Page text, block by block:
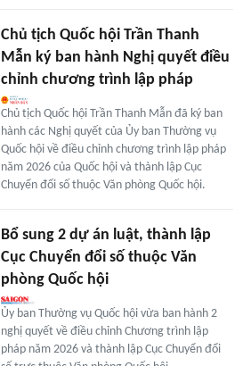
Chủ tịch Quốc hội Trần Thanh
Mẫn ký ban hành Nghị quyết điều
chỉnh chương trình lập pháp
Chủ tịch Quốc hội Trần Thanh Mẫn đã ký ban
hành các Nghị quyết của Ủy ban Thường vụ
Quốc hội về điều chỉnh chương trình lập pháp
năm 2026 của Quốc hội và thành lập Cục
Chuyển đổi số thuộc Văn phòng Quốc hội.
Bổ sung 2 dự án luật, thành lập
Cục Chuyển đổi số thuộc Văn
phòng Quốc hội
Ủy ban Thường vụ Quốc hội vừa ban hành 2
nghị quyết về điều chỉnh Chương trình lập
pháp năm 2026 và thành lập Cục Chuyển đổi